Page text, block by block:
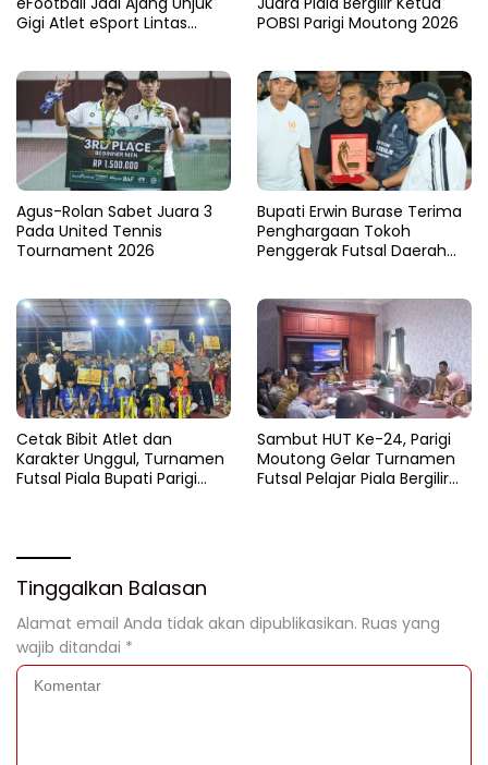
Gigi Atlet eSport Lintas
POBSI Parigi Moutong 2026
Agus-Rolan Sabet Juara 3
Pada United Tennis
Tournament 2026
Bupati Erwin Burase Terima
Penghargaan Tokoh
Penggerak Futsal Daerah
Cetak Bibit Atlet dan
Karakter Unggul, Turnamen
Futsal Piala Bupati Parigi
Sambut HUT Ke-24, Parigi
Moutong Gelar Turnamen
Futsal Pelajar Piala Bergilir
Tinggalkan Balasan
Alamat email Anda tidak akan dipublikasikan. Ruas yang
wajib ditandai *